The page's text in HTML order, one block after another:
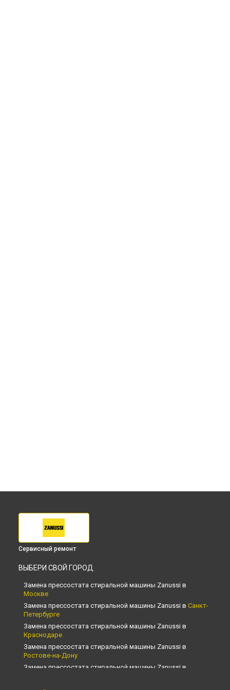
Сервисный ремонт
ВЫБЕРИ СВОЙ ГОРОД
Замена прессостата стиральной машины Zanussi в
Москве
Замена прессостата стиральной машины Zanussi в Санкт-
Петербурге
Замена прессостата стиральной машины Zanussi в
Краснодаре
Замена прессостата стиральной машины Zanussi в
Ростове-на-Дону
Замена прессостата стиральной машины Zanussi в
Замена прессостата стиральной машины Zanussi в